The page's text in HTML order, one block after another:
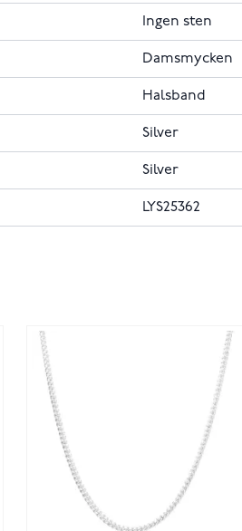
Ingen sten
Damsmycken
Halsband
Silver
Silver
LYS25362